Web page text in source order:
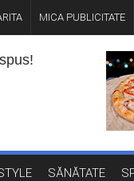
MICA PUBLICITATE
SĂNĂTATE